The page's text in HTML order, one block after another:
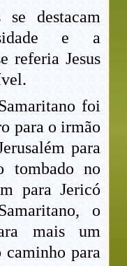
destacam
e a
referia Jesus
foi
para o irmão
para
tombado no
para Jericó
o
mais um
caminho para